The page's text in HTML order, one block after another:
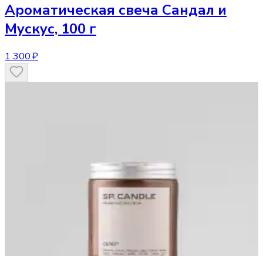
Ароматическая свеча Сандал и
Мускус, 100 г
1 300 ₽